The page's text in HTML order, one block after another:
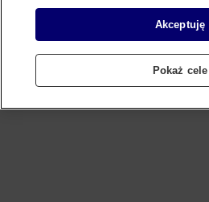
Akceptuję
Pokaż cele